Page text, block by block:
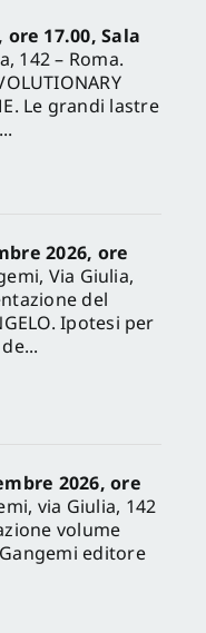
17.00, Sala
142 – Roma.
Le grandi lastre
2026, ore
Via Giulia,
del
Ipotesi per
2026, ore
via Giulia, 142
volume
Gangemi editore